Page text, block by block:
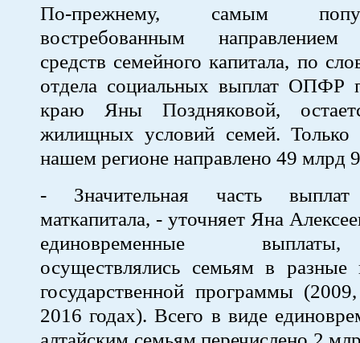
По-прежнему, самым
востребованным направлением
средств семейного капитала, по
отдела социальных выплат ОПФР
краю Яны Поздняковой,
жилищных условий семей.
нашем регионе направлено 49 млрд
- Значительная часть
маткапитала, - уточняет Яна
единовременные
осуществлялись семьям в разные
государственной программы
2016 годах). Всего в виде